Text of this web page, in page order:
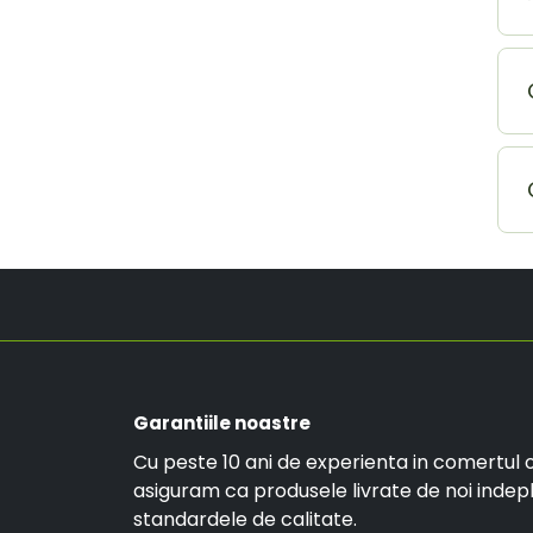
Garantiile noastre
Cu peste 10 ani de experienta in comertul
asiguram ca produsele livrate de noi
standardele de calitate.